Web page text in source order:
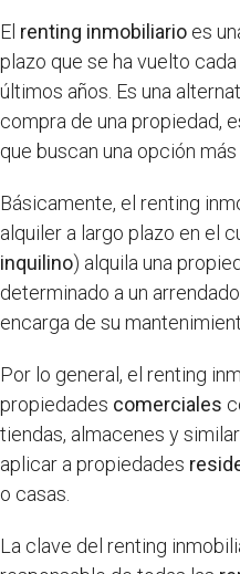
El renting inmobiliario es
plazo que se ha vuelto
últimos años. Es una
compra de una propiedad,
que buscan una opción más
Básicamente, el renting
alquiler a largo plazo en el
inquilino) alquila una
determinado a un
encarga de su
Por lo general, el renting
propiedades comerciales
tiendas, almacenes y
aplicar a propiedades
o casas.
La clave del renting